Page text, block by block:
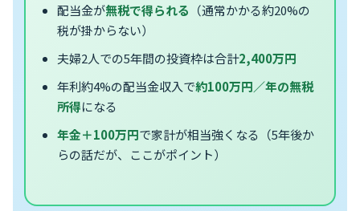
配当金が無税で得られる （通常かかる約20%の
税が掛からない）
夫婦2人での5年間の投資枠は合計2,400万円
年利約4%の配当金収入で約100万円／年の無税
所得になる
年金＋100万円で家計が相当強くなる（5年後か
らの話だが、ここがポイント）